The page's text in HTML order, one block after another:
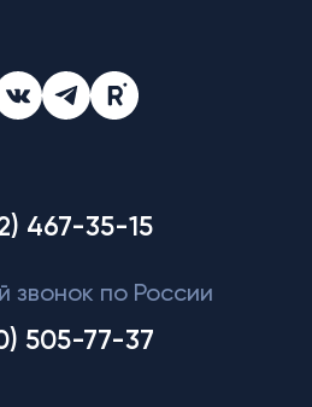
467-35-15
звонок по России
505-77-37